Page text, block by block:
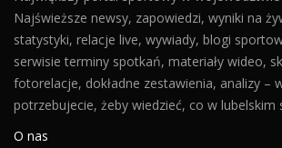
Najświeższe newsy, zapowiedzi, wyniki na
statystyki, relacje live, wywiady, blogi
serwisie terminy spotkań, materiały wideo,
fotorelacje, dokładne zestawienia, analizy –
potrzebujecie, żeby wiedzieć, co w lubelskim
O nas